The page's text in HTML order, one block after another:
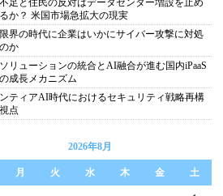
足と住民の反対はデータセンター増設を止め
か？ 米国市場急拡大の現実
界の時代に企業はいかにサイバー攻撃に対処
か
リューションの統合とAI融合が進む国内iPaaS
成長メカニズム
ティアAI時代におけるセキュリティ戦略再構
点
2026年8月
月 火 水 木 金 土